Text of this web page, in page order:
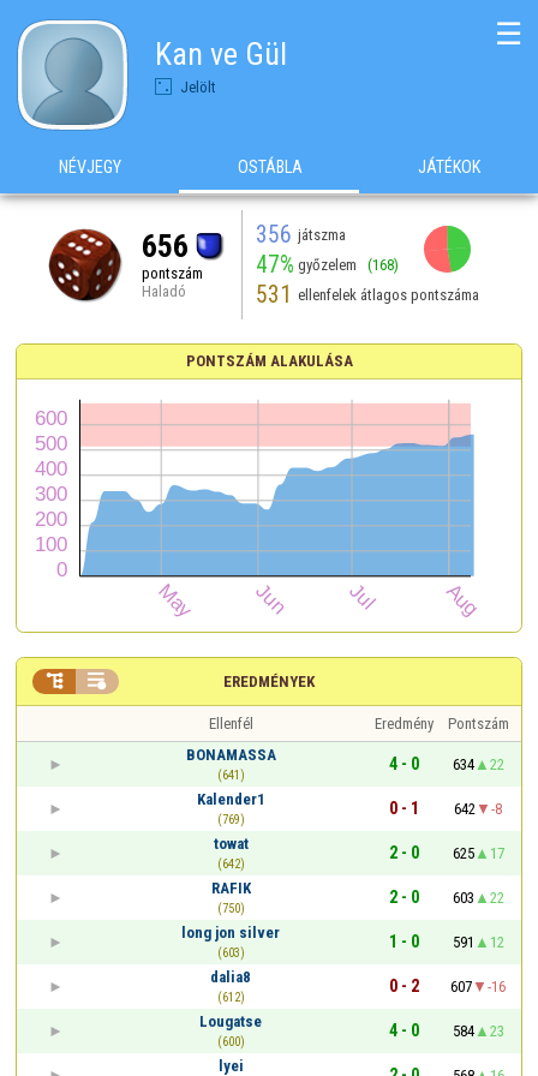
Kan ve Gül
Jelölt
☰
NÉVJEGY OSTÁBLA JÁTÉKOK
656
pontszám
Haladó
356 játszma
47% győzelem (168)
531 ellenfelek átlagos pontszáma
PONTSZÁM ALAKULÁSA
EREDMÉNYEK
 
Ellenfél Eredmény
Pontszám
BONAMASSA
(641)
4 - 0 634
22
Kalender1
(769)
0 - 1 642
-8
towat
(642)
2 - 0 625
17
RAFIK
(750)
2 - 0 603
22
long jon silver
(603)
1 - 0 591
12
dalia8
(612)
0 - 2 607
-16
Lougatse
(600)
4 - 0 584
23
lyei